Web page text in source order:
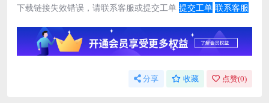
下载链接失效错误，请联系客服或提交工单 提交工单 联系客服
分享 收藏 点赞(0)